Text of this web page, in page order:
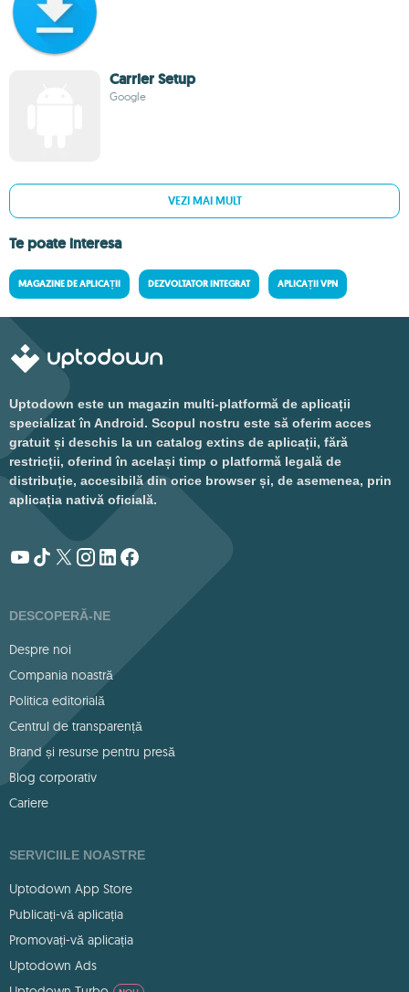
Carrier Setup
Google
VEZI MAI MULT
Te poate interesa
MAGAZINE DE APLICAȚII DEZVOLTATOR INTEGRAT APLICAȚII VPN
Uptodown este un magazin multi-platformă de aplicații
specializat în Android. Scopul nostru este să oferim acces
gratuit și deschis la un catalog extins de aplicații, fără
restricții, oferind în același timp o platformă legală de
distribuție, accesibilă din orice browser și, de asemenea, prin
aplicația nativă oficială.
DESCOPERĂ-NE
Despre noi
Compania noastră
Politica editorială
Centrul de transparență
Brand și resurse pentru presă
Blog corporativ
Cariere
SERVICIILE NOASTRE
Uptodown App Store
Publicați-vă aplicația
Promovați-vă aplicația
Uptodown Ads